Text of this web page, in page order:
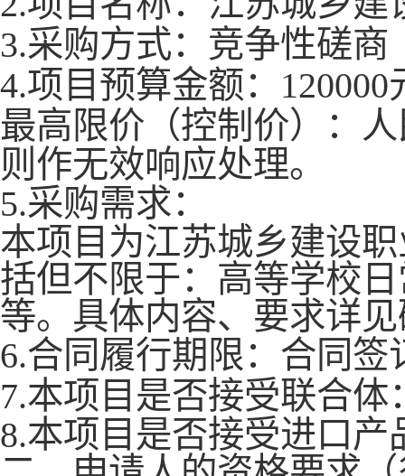
3.采购方式：竞争性磋商
4.项目预算金额：120000
最高限价（控制价）：
则作无效响应处理。
5.采购需求：
本项目为江苏城乡建设
括但不限于：高等学校
等。 具体内容、要求详
6.合同履行期限： 合同签
7.本项目是否接受联合体
8.本项目是否接受进口产